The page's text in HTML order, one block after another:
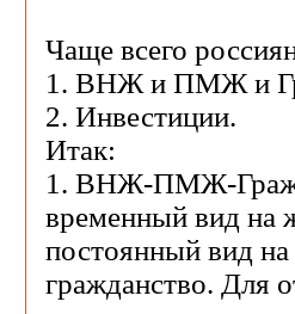
Чаще всего
1. ВНЖ и ПМЖ и
2. Инвестиции.
Итак:
1. ВНЖ-ПМЖ-
временный вид на
постоянный вид на
гражданство. Для